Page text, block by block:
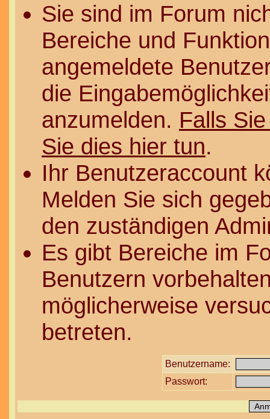
Sie sind im Forum
Bereiche und
angemeldete
die
anzumelden. Falls
Sie dies hier tun.
Ihr Benutzeraccount
Melden Sie sich
den zuständigen
Es gibt Bereiche im
Benutzern
möglicherweise
betreten.
Benutzername:
Passwort: